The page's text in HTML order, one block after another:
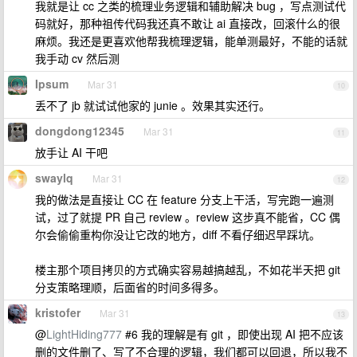
我就是让 cc 之类的梳理业务逻辑和辅助解决 bug ，写点测试代
码就好，那种祖传代码我还真不敢让 ai 直接改，回滚什么的很
麻烦。我还是更喜欢他帮我梳理逻辑，能单测最好，不能的话就
我手动 cv 然后测
10
Ipsum Mar 31
丢不了 jb 就试试他家的 junie 。效果其实还行。
11
dongdong12345 Mar 31
放手让 AI 干吧
12
swaylq Mar 31
我的做法是直接让 CC 在 feature 分支上干活，写完跑一遍测
试，过了就提 PR 自己 review 。review 这步真不能省，CC 偶
尔会偷偷重构你没让它改的地方，diff 不看仔细迟早踩坑。
楼主那个项目拷贝的方式确实容易越搞越乱，不如花半天把 git
分支策略理顺，后面省的时间多得多。
13
kristofer Mar 31
@LightHiding777 #6 我的理解是有 git ，即使出现 AI 把不应该
删的文件删了、写了不合理的逻辑，我们都可以回退，所以我不